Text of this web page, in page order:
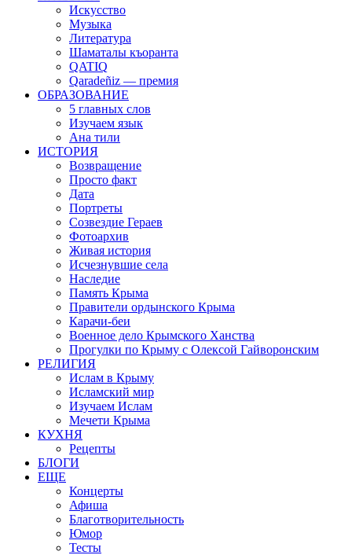
Искусство
Музыка
Литература
Шаматалы къоранта
QATIQ
Qaradeñiz — премия
ОБРАЗОВАНИЕ
5 главных слов
Изучаем язык
Ана тили
ИСТОРИЯ
Возвращение
Просто факт
Дата
Портреты
Созвездие Гераев
Фотоархив
Живая история
Исчезнувшие села
Наследие
Память Крыма
Правители ордынского Крыма
Карачи-беи
Военное дело Крымского Ханства
Прогулки по Крыму с Олексой Гайворонским
РЕЛИГИЯ
Ислам в Крыму
Исламский мир
Изучаем Ислам
Мечети Крыма
КУХНЯ
Рецепты
БЛОГИ
ЕЩЕ
Концерты
Афиша
Благотворительность
Юмор
Тесты